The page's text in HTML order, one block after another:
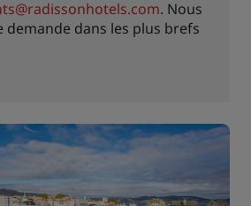
. Nous
dans les plus brefs